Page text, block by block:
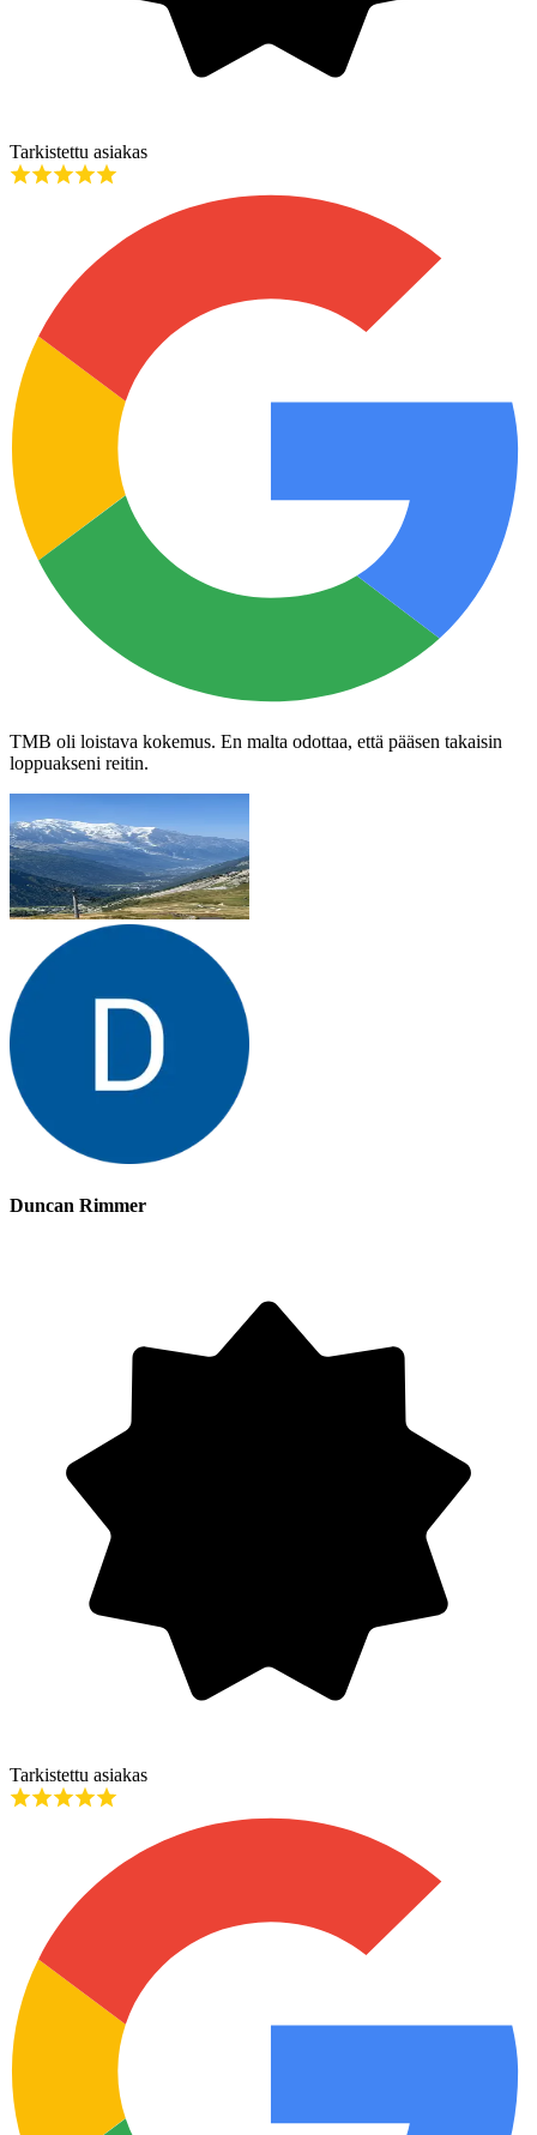
Tarkistettu asiakas
TMB oli loistava kokemus. En malta odottaa, että pääsen takaisin
loppuakseni reitin.
Duncan Rimmer
Tarkistettu asiakas